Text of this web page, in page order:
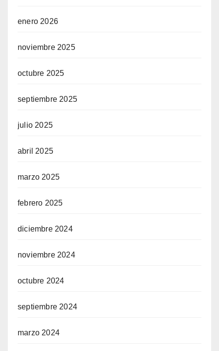
enero 2026
noviembre 2025
octubre 2025
septiembre 2025
julio 2025
abril 2025
marzo 2025
febrero 2025
diciembre 2024
noviembre 2024
octubre 2024
septiembre 2024
marzo 2024